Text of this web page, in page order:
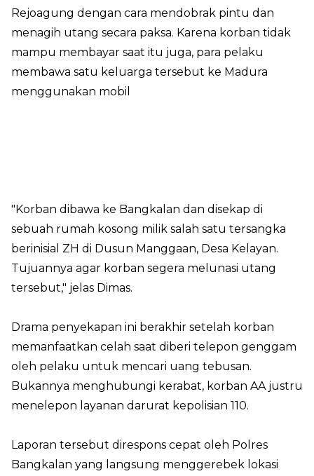
Rejoagung dengan cara mendobrak pintu dan
menagih utang secara paksa. Karena korban tidak
mampu membayar saat itu juga, para pelaku
membawa satu keluarga tersebut ke Madura
menggunakan mobil
"Korban dibawa ke Bangkalan dan disekap di
sebuah rumah kosong milik salah satu tersangka
berinisial ZH di Dusun Manggaan, Desa Kelayan.
Tujuannya agar korban segera melunasi utang
tersebut," jelas Dimas.
Drama penyekapan ini berakhir setelah korban
memanfaatkan celah saat diberi telepon genggam
oleh pelaku untuk mencari uang tebusan.
Bukannya menghubungi kerabat, korban AA justru
menelepon layanan darurat kepolisian 110.
Laporan tersebut direspons cepat oleh Polres
Bangkalan yang langsung menggerebek lokasi